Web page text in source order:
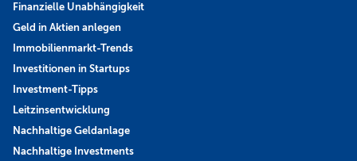
Finanzielle Unabhängigkeit
Geld in Aktien anlegen
Immobilienmarkt-Trends
Investitionen in Startups
Investment-Tipps
Leitzinsentwicklung
Nachhaltige Geldanlage
Nachhaltige Investments